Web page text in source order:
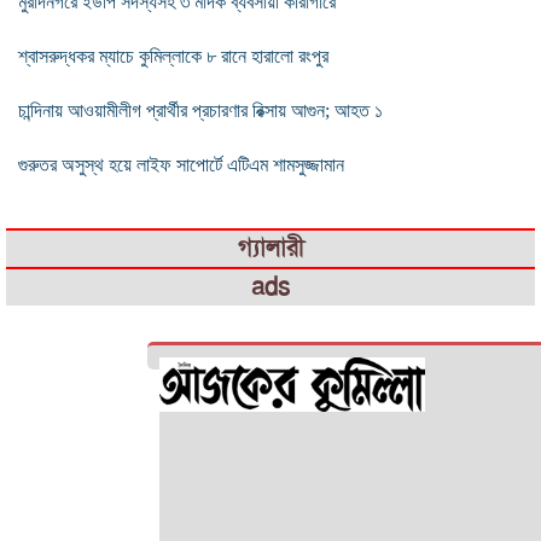
শ্বাসরুদ্ধকর ম্যাচে কুমিল্লাকে ৮ রানে হারালো রংপুর
চান্দিনায় আওয়ামীলীগ প্রার্থীর প্রচারণার রিক্সায় আগুন; আহত ১
গুরুতর অসুস্থ হয়ে লাইফ সাপোর্টে এটিএম শামসুজ্জামান
গ্যালারী
ads